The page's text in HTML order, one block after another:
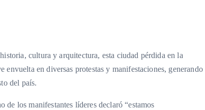
cultura y arquitectura, esta ciudad pérdida en la
en diversas protestas y manifestaciones, generando
del país.
de los manifestantes líderes declaró “estamos